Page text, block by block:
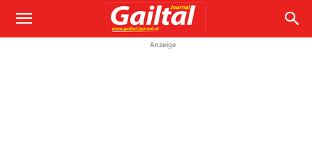
Anzeige